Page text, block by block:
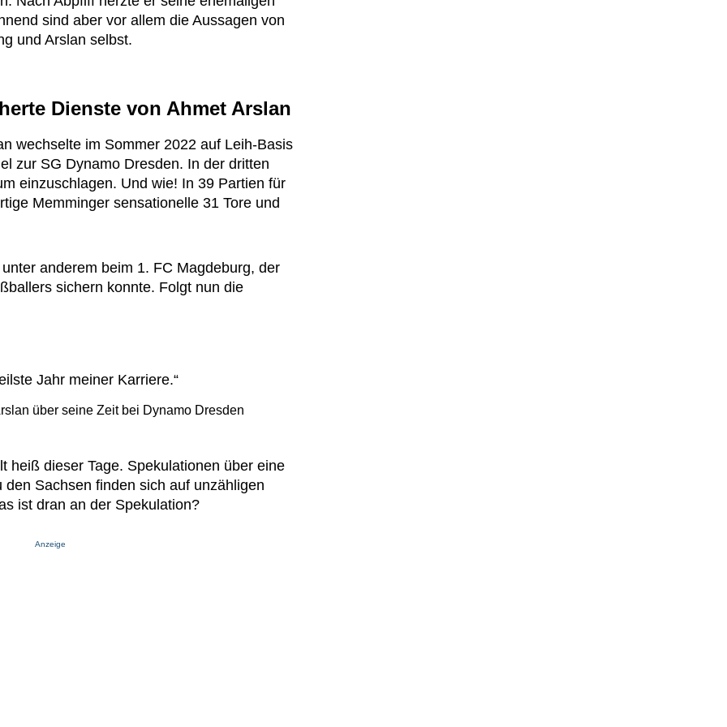
sind aber vor allem die Aussagen von
und Arslan selbst.
Dienste von Ahmet Arslan
wechselte im Sommer 2022 auf Leih-Basis
zur SG Dynamo Dresden. In der dritten
einzuschlagen. Und wie! In 39 Partien für
Memminger sensationelle 31 Tore und
anderem beim 1. FC Magdeburg, der
sichern konnte. Folgt nun die
Jahr meiner Karriere.“
über seine Zeit bei Dynamo Dresden
heiß dieser Tage. Spekulationen über eine
Sachsen finden sich auf unzähligen
ist dran an der Spekulation?
Anzeige